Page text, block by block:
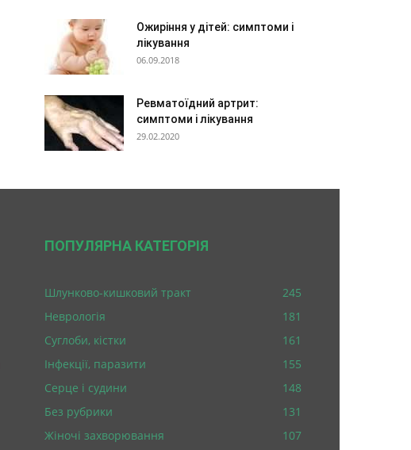
Ожиріння у дітей: симптоми і
лікування
06.09.2018
Ревматоїдний артрит:
симптоми і лікування
29.02.2020
ПОПУЛЯРНА КАТЕГОРІЯ
Шлунково-кишковий тракт
245
Неврологія
181
Суглоби, кістки
161
Інфекції, паразити
155
Серце і судини
148
Без рубрики
131
Жіночі захворювання
107